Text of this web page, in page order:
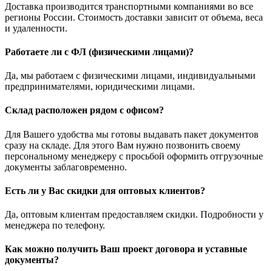
Доставка производится транспортными компаниями во все
регионы России. Стоимость доставки зависит от объема, веса
и удаленности.
Работаете ли с ФЛ (физическими лицами)?
Да, мы работаем с физическими лицами, индивидуальными
предпринимателями, юридическими лицами.
Склад расположен рядом с офисом?
Для Вашего удобства мы готовы выдавать пакет документов
сразу на складе. Для этого Вам нужно позвонить своему
персональному менеджеру с просьбой оформить отгрузочные
документы заблаговременно.
Есть ли у Вас скидки для оптовых клиентов?
Да, оптовым клиентам предоставляем скидки. Подробности у
менеджера по телефону.
Как можно получить Ваш проект договора и уставные
документы?